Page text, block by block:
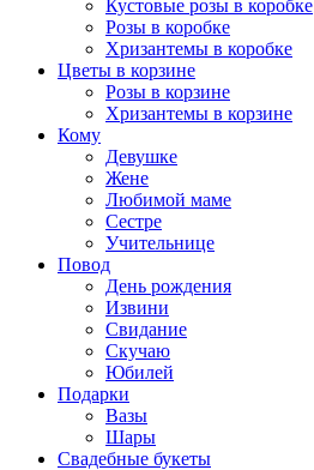
Кустовые розы в коробке
Розы в коробке
Хризантемы в коробке
Цветы в корзине
Розы в корзине
Хризантемы в корзине
Кому
Девушке
Жене
Любимой маме
Сестре
Учительнице
Повод
День рождения
Извини
Свидание
Скучаю
Юбилей
Подарки
Вазы
Шары
Свадебные букеты